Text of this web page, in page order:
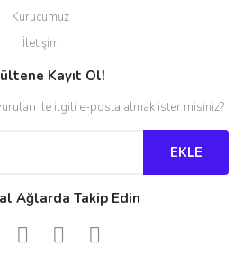
Kurucumuz
İletişim
Kayıt Ol!
ile ilgili e-posta almak ister misiniz?
EKLE
Ağlarda Takip Edin